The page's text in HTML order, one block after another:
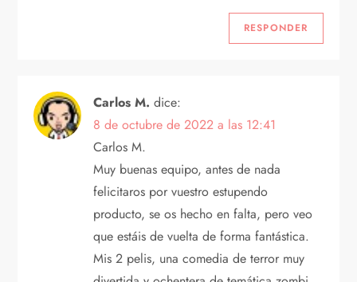
RESPONDER
Carlos M. dice:
8 de octubre de 2022 a las 12:41
Carlos M.
Muy buenas equipo, antes de nada
felicitaros por vuestro estupendo
producto, se os hecho en falta, pero veo
que estáis de vuelta de forma fantástica.
Mis 2 pelis, una comedia de terror muy